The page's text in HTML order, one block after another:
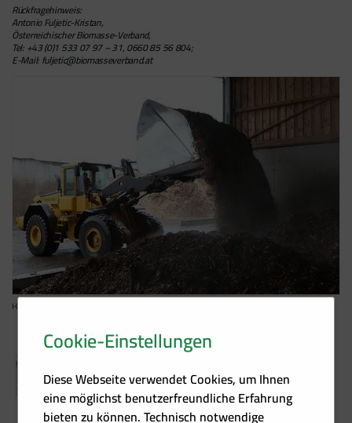
Rückfragehinweis:
Antonio Fuljetic-Kristan,
Österreichischer Biomasse-Verband,
Tel: +43 (0)1 533 07 97 – 31, 0660 85 56 804;
E-Mail: fuljetic@biomasseverband.at
Hackschnitzelverarbeitung
13.12.2024
337,2 KB/PDF
Cookie-Einstellungen
Diese Webseite verwendet Cookies, um Ihnen
eine möglichst benutzerfreundliche Erfahrung
bieten zu können. Technisch notwendige